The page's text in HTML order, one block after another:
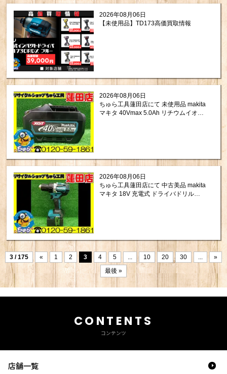
2026年08月06日
【未使用品】TD173高価買取情報
2026年08月06日
ちゅら工具蓮田店にて 未使用品 makita
マキタ 40Vmax 5.0Ah リチウムイオン
2026年08月06日
ちゅら工具蓮田店にて 中古美品 makita
マキタ 18V 充電式 ドライバドリル
3 / 175 « 1 2 3 4 5 10 20 30
»
最後 »
CONTENTS
コンテンツ
店舗一覧